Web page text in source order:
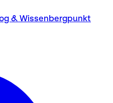
& Wissenbergpunkt